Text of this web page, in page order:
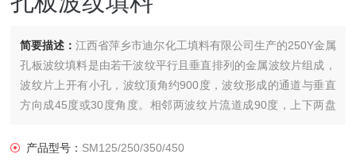
简要描述：江西省萍乡市迪尔化工填料有限公司生产的250Y金属
孔板波纹填料是由若干波纹平行且垂直排列的金属波纹片组成，
波纹片上开有小孔，波纹顶角约900度，波纹形成的通道与垂直
方向成45度或30度角度。相邻两波纹片流道成90度，上下两盘
料做成一个个整的圆盘，直径略小于塔的内径。在直径较大的塔
产品型号： SM125/250/350/450